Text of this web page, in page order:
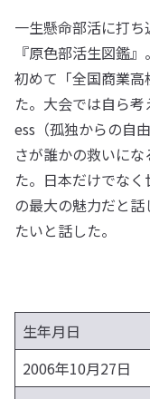
一生懸命部活に打
『原色部活生図鑑
初めて「全国商業
た。大会では自ら
ess（孤独からの自
さが誰かの救いに
た。日本だけでな
の最大の魅力だと
たいと話した。
生年月日
2006年10月27日